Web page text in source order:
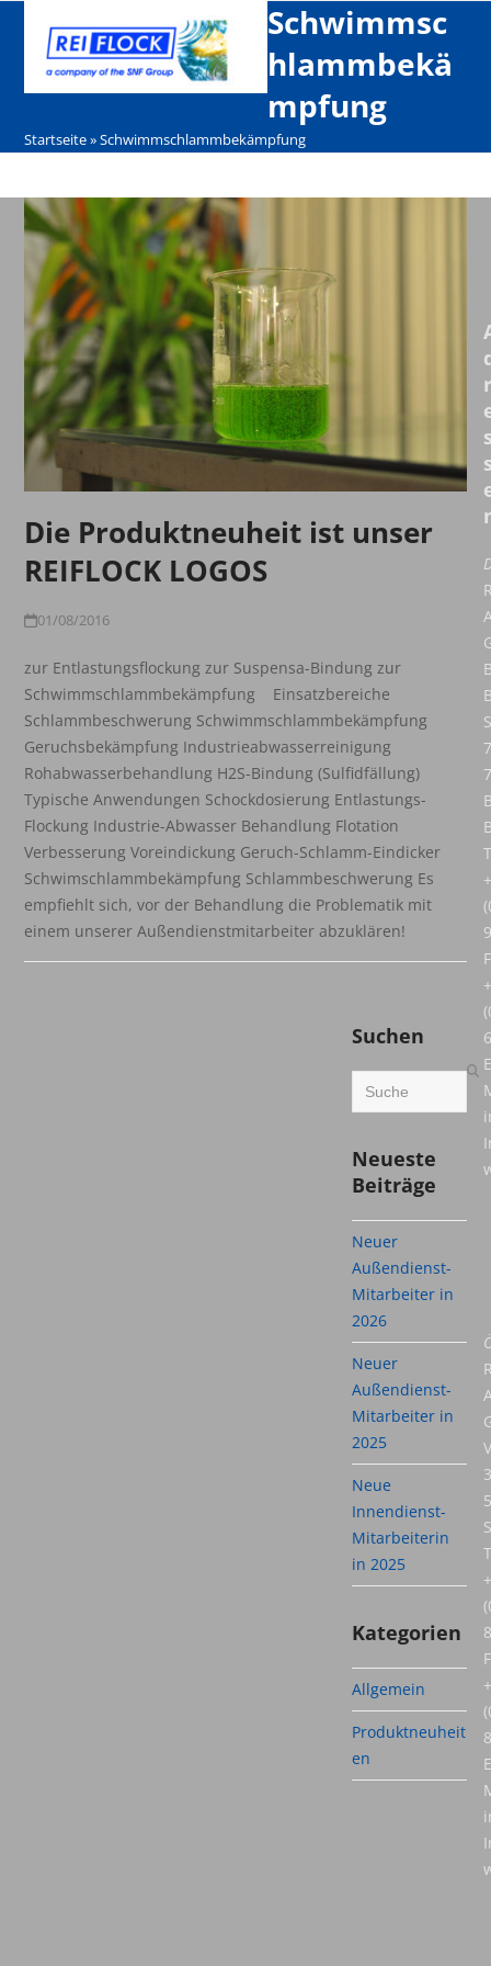
content
Open
mobile
menu
Close
mobile
menu
Schwimmsc
hlammbekä
mpfung
Startseite»Schwimmschlammbekämpfung
Die Produktneuheit ist unser
REIFLOCK LOGOS
01/08/2016
zur Entlastungsflockung zur Suspensa-Bindung zur
Schwimmschlammbekämpfung Einsatzbereiche
Schlammbeschwerung Schwimmschlammbekämpfung
Geruchsbekämpfung Industrieabwasserreinigung
Rohabwasserbehandlung H2S-Bindung (Sulfidfällung)
Typische Anwendungen Schockdosierung Entlastungs-
Flockung Industrie-Abwasser Behandlung Flotation
Verbesserung Voreindickung Geruch-Schlamm-Eindicker
Schwimschlammbekämpfung Schlammbeschwerung Es
empfiehlt sich, vor der Behandlung die Problematik mit
einem unserer Außendienstmitarbeiter abzuklären!
Suchen
Search
Neueste
Beiträge
Neuer
Außendienst-
Mitarbeiter in
2026
Neuer
Außendienst-
Mitarbeiter in
2025
Neue
Innendienst-
Mitarbeiterin
in 2025
Kategorien
Allgemein
Produktneuheit
en
r
7